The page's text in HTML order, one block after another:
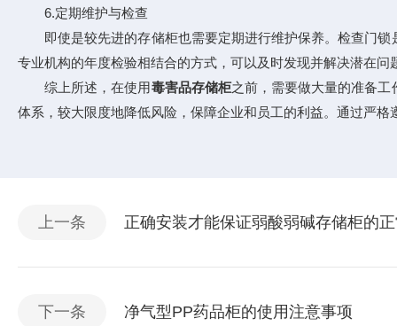
6.定期维护与检查
即使是较先进的存储柜也需要定期进行维护保养。检查门锁
专业机构的年度检验相结合的方式，可以及时发现并解决潜在问
综上所述，在使用毒害品存储柜之前，需要做大量的准备
体系，较大限度地降低风险，保障企业和员工的利益。通过严
上一条 正确安装才能保证弱酸弱碱存储柜的
下一条 净气型PP药品柜的使用注意事项